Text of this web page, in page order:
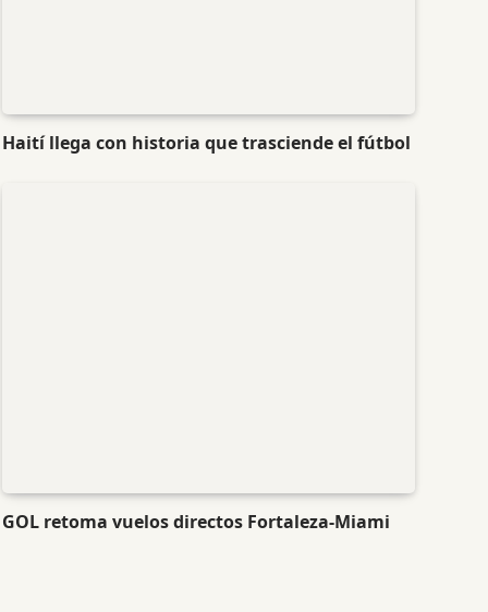
Haití llega con historia que trasciende el fútbol
GOL retoma vuelos directos Fortaleza-Miami